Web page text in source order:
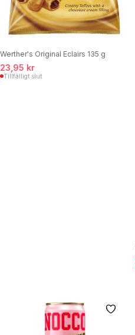
Werther's Original Eclairs 135 g
23,95 kr
Tillfälligt slut